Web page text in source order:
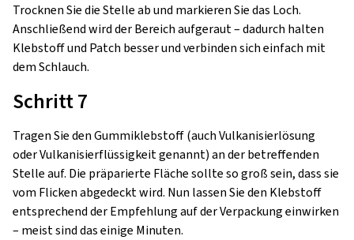
Trocknen Sie die Stelle ab und markieren Sie das Loch.
Anschließend wird der Bereich aufgeraut – dadurch halten
Klebstoff und Patch besser und verbinden sich einfach mit
dem Schlauch.
Schritt 7
Tragen Sie den Gummiklebstoff (auch Vulkanisierlösung
oder Vulkanisierflüssigkeit genannt) an der betreffenden
Stelle auf. Die präparierte Fläche sollte so groß sein, dass sie
vom Flicken abgedeckt wird. Nun lassen Sie den Klebstoff
entsprechend der Empfehlung auf der Verpackung einwirken
– meist sind das einige Minuten.